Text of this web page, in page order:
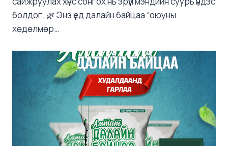
болдог. 🌿 Энэ үед далайн байцаа “оюуны
хөдөлмөр…